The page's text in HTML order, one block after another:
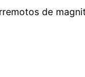
de